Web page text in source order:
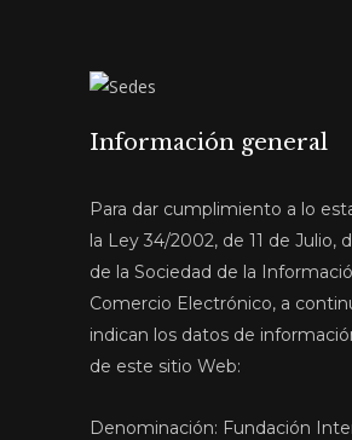
Información general
Para dar cumplimiento a lo
la Ley 34/2002, de 11 de Julio,
de la Sociedad de la
Comercio Electrónico, a
indican los datos de
de este sitio Web:
Denominación: Fundación